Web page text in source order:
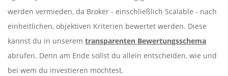
werden vermieden, da Broker - einschließlich Scalable - nach
einheitlichen, objektiven Kriterien bewertet werden. Diese
kannst du in unserem transparenten Bewertungsschema
abrufen. Denn am Ende sollst du allein entscheiden, wie und
bei wem du investieren möchtest.